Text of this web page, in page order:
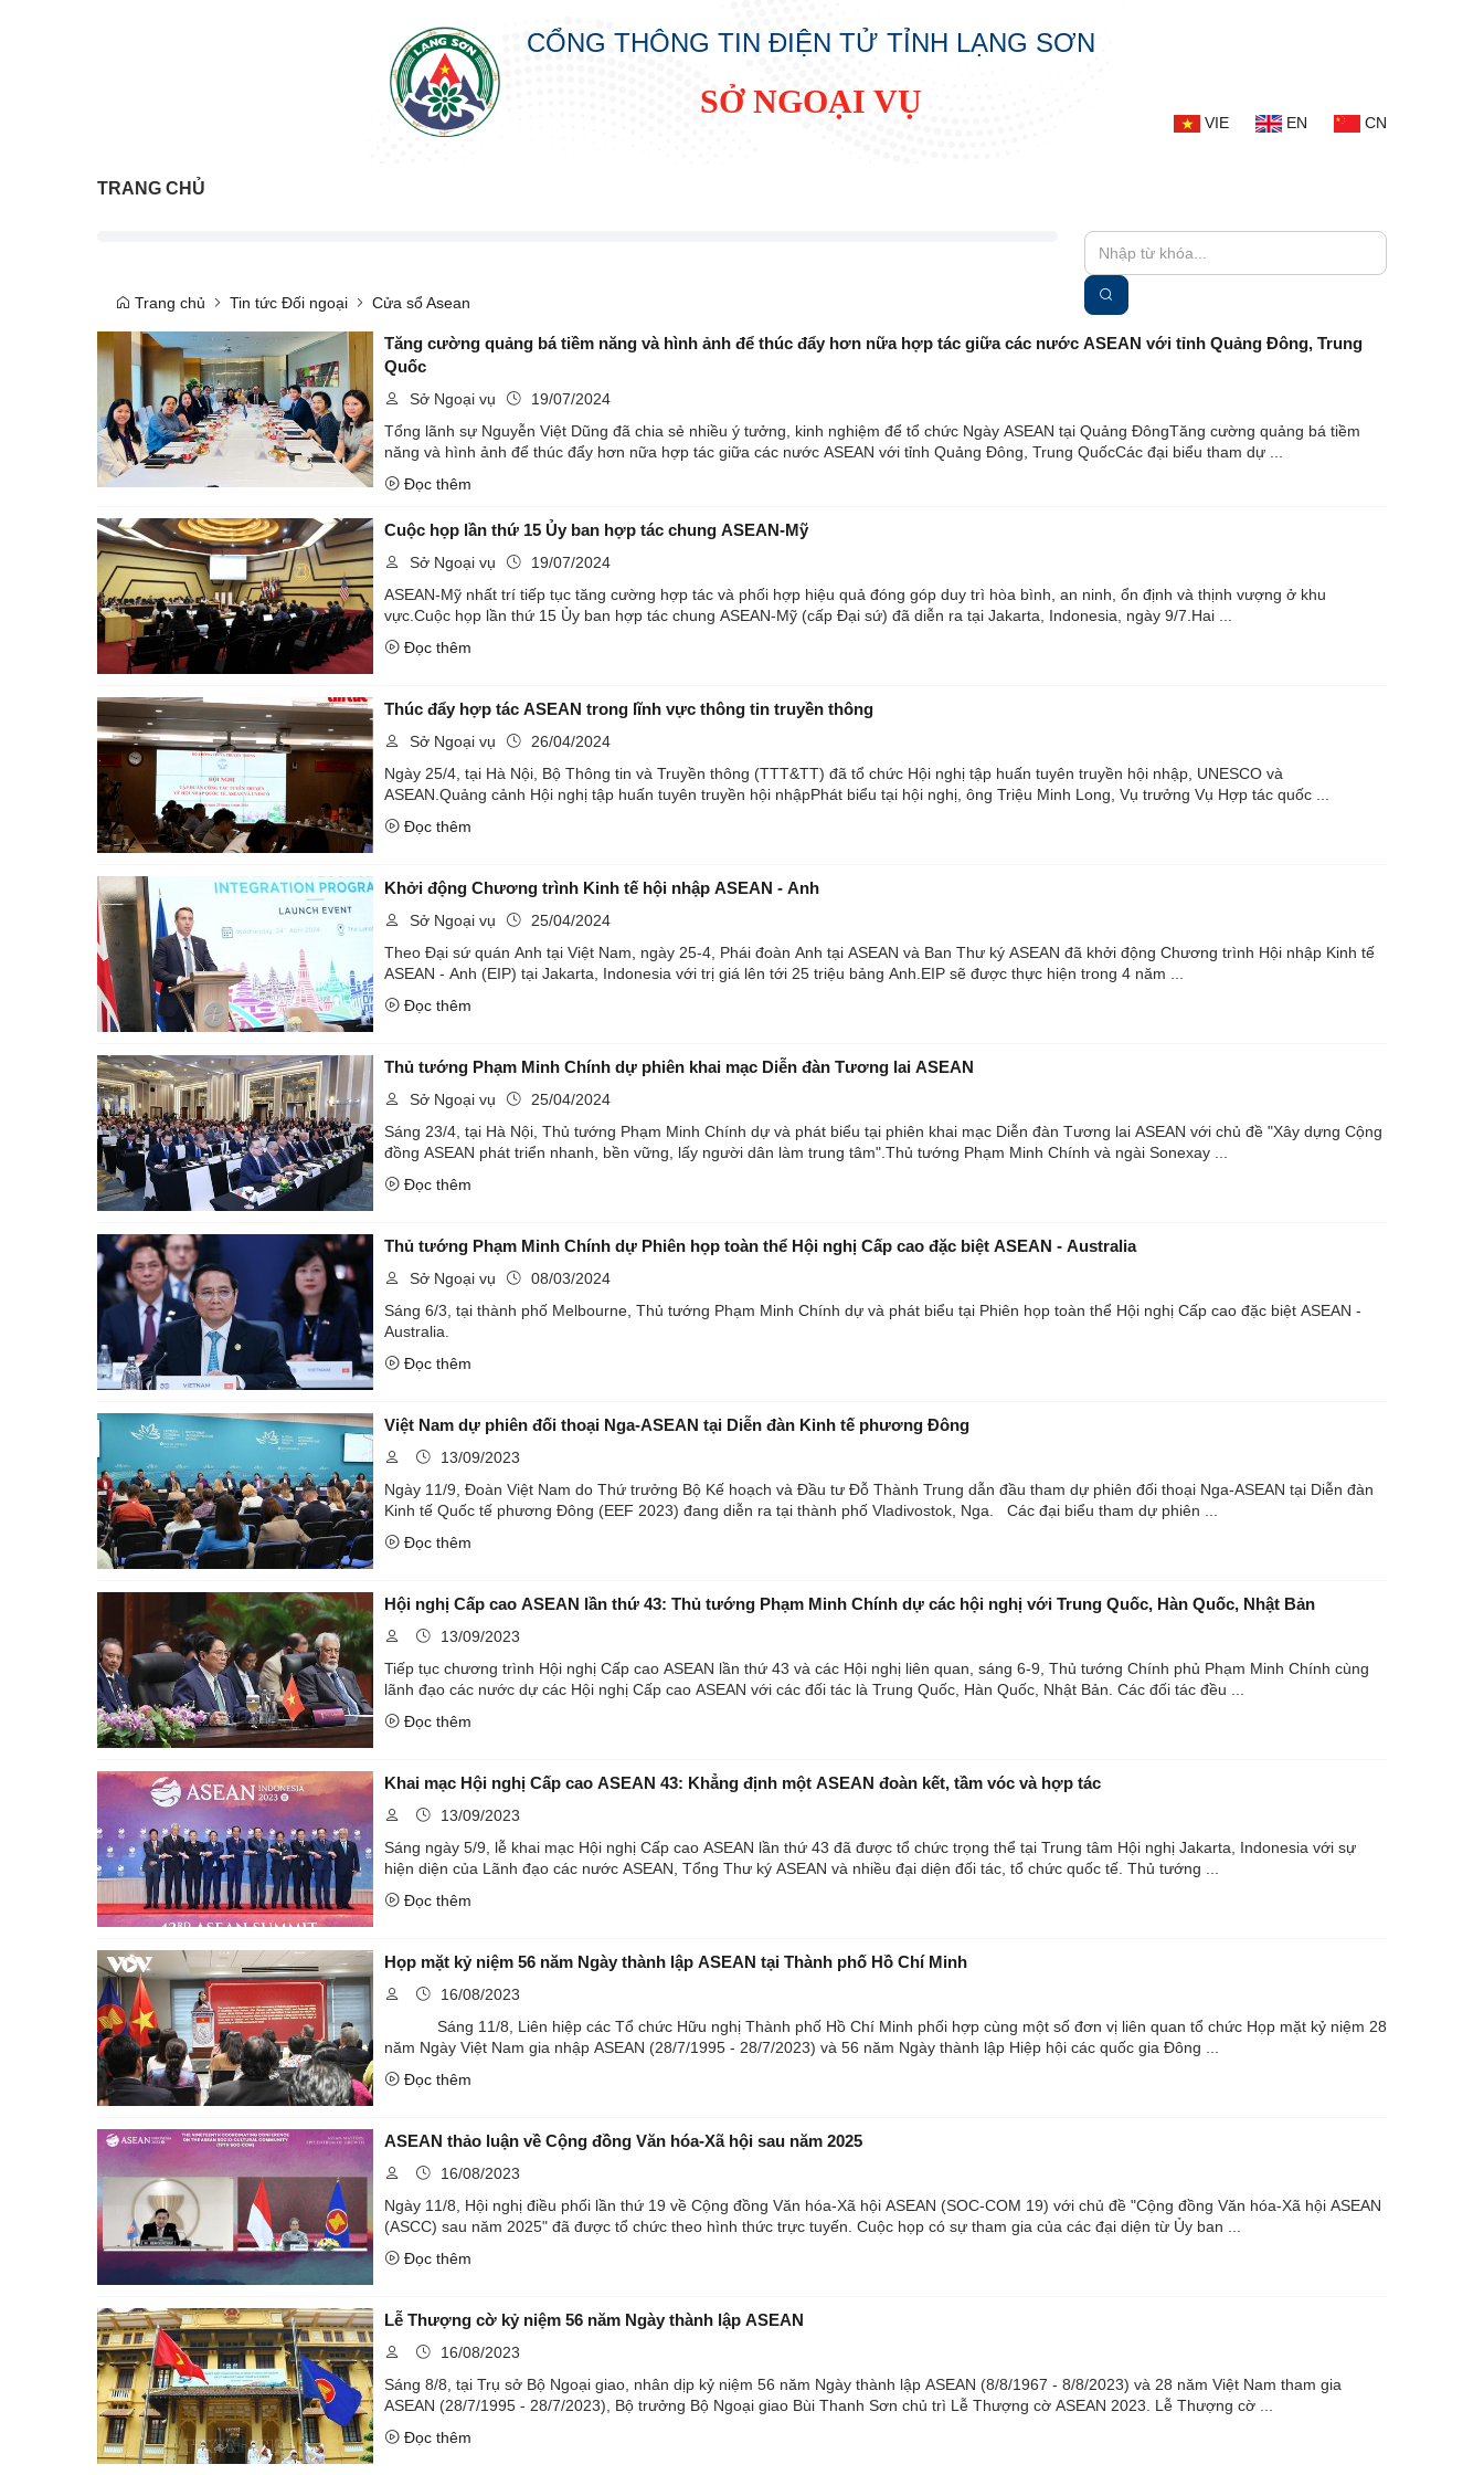
CỔNG THÔNG TIN ĐIỆN TỬ TỈNH LẠNG SƠN
SỞ NGOẠI VỤ
VIE EN CN
TRANG CHỦ
Trang chủ Tin tức Đối ngoại Cửa sổ Asean
Tăng cường quảng bá tiềm năng và hình ảnh để thúc đẩy hơn nữa hợp tác giữa các nước ASEAN với tỉnh Quảng Đông, Trung
Quốc
Sở Ngoại vụ
19/07/2024
Tổng lãnh sự Nguyễn Việt Dũng đã chia sẻ nhiều ý tưởng, kinh nghiệm để tổ chức Ngày ASEAN tại Quảng ĐôngTăng cường quảng bá tiềm
năng và hình ảnh để thúc đẩy hơn nữa hợp tác giữa các nước ASEAN với tỉnh Quảng Đông, Trung QuốcCác đại biểu tham dự ...
Đọc thêm
Cuộc họp lần thứ 15 Ủy ban hợp tác chung ASEAN-Mỹ
Sở Ngoại vụ
19/07/2024
ASEAN-Mỹ nhất trí tiếp tục tăng cường hợp tác và phối hợp hiệu quả đóng góp duy trì hòa bình, an ninh, ổn định và thịnh vượng ở khu
vực.Cuộc họp lần thứ 15 Ủy ban hợp tác chung ASEAN-Mỹ (cấp Đại sứ) đã diễn ra tại Jakarta, Indonesia, ngày 9/7.Hai ...
Đọc thêm
Thúc đẩy hợp tác ASEAN trong lĩnh vực thông tin truyền thông
Sở Ngoại vụ
26/04/2024
Ngày 25/4, tại Hà Nội, Bộ Thông tin và Truyền thông (TTT&TT) đã tổ chức Hội nghị tập huấn tuyên truyền hội nhập, UNESCO và
ASEAN.Quảng cảnh Hội nghị tập huấn tuyên truyền hội nhậpPhát biểu tại hội nghị, ông Triệu Minh Long, Vụ trưởng Vụ Hợp tác quốc ...
Đọc thêm
Khởi động Chương trình Kinh tế hội nhập ASEAN - Anh
Sở Ngoại vụ
25/04/2024
Theo Đại sứ quán Anh tại Việt Nam, ngày 25-4, Phái đoàn Anh tại ASEAN và Ban Thư ký ASEAN đã khởi động Chương trình Hội nhập Kinh tế
ASEAN - Anh (EIP) tại Jakarta, Indonesia với trị giá lên tới 25 triệu bảng Anh.EIP sẽ được thực hiện trong 4 năm ...
Đọc thêm
Thủ tướng Phạm Minh Chính dự phiên khai mạc Diễn đàn Tương lai ASEAN
Sở Ngoại vụ
25/04/2024
Sáng 23/4, tại Hà Nội, Thủ tướng Phạm Minh Chính dự và phát biểu tại phiên khai mạc Diễn đàn Tương lai ASEAN với chủ đề "Xây dựng Cộng
đồng ASEAN phát triển nhanh, bền vững, lấy người dân làm trung tâm".Thủ tướng Phạm Minh Chính và ngài Sonexay ...
Đọc thêm
Thủ tướng Phạm Minh Chính dự Phiên họp toàn thể Hội nghị Cấp cao đặc biệt ASEAN - Australia
Sở Ngoại vụ
08/03/2024
Sáng 6/3, tại thành phố Melbourne, Thủ tướng Phạm Minh Chính dự và phát biểu tại Phiên họp toàn thể Hội nghị Cấp cao đặc biệt ASEAN -
Australia.
Đọc thêm
Việt Nam dự phiên đối thoại Nga-ASEAN tại Diễn đàn Kinh tế phương Đông
13/09/2023
Ngày 11/9, Đoàn Việt Nam do Thứ trưởng Bộ Kế hoạch và Đầu tư Đỗ Thành Trung dẫn đầu tham dự phiên đối thoại Nga-ASEAN tại Diễn đàn
Kinh tế Quốc tế phương Đông (EEF 2023) đang diễn ra tại thành phố Vladivostok, Nga. Các đại biểu tham dự phiên ...
Đọc thêm
Hội nghị Cấp cao ASEAN lần thứ 43: Thủ tướng Phạm Minh Chính dự các hội nghị với Trung Quốc, Hàn Quốc, Nhật Bản
13/09/2023
Tiếp tục chương trình Hội nghị Cấp cao ASEAN lần thứ 43 và các Hội nghị liên quan, sáng 6-9, Thủ tướng Chính phủ Phạm Minh Chính cùng
lãnh đạo các nước dự các Hội nghị Cấp cao ASEAN với các đối tác là Trung Quốc, Hàn Quốc, Nhật Bản. Các đối tác đều ...
Đọc thêm
Khai mạc Hội nghị Cấp cao ASEAN 43: Khẳng định một ASEAN đoàn kết, tầm vóc và hợp tác
13/09/2023
Sáng ngày 5/9, lễ khai mạc Hội nghị Cấp cao ASEAN lần thứ 43 đã được tổ chức trọng thể tại Trung tâm Hội nghị Jakarta, Indonesia với sự
hiện diện của Lãnh đạo các nước ASEAN, Tổng Thư ký ASEAN và nhiều đại diện đối tác, tổ chức quốc tế. Thủ tướng ...
Đọc thêm
Họp mặt kỷ niệm 56 năm Ngày thành lập ASEAN tại Thành phố Hồ Chí Minh
16/08/2023
Sáng 11/8, Liên hiệp các Tổ chức Hữu nghị Thành phố Hồ Chí Minh phối hợp cùng một số đơn vị liên quan tổ chức Họp mặt kỷ niệm 28
năm Ngày Việt Nam gia nhập ASEAN (28/7/1995 - 28/7/2023) và 56 năm Ngày thành lập Hiệp hội các quốc gia Đông ...
Đọc thêm
ASEAN thảo luận về Cộng đồng Văn hóa-Xã hội sau năm 2025
16/08/2023
Ngày 11/8, Hội nghị điều phối lần thứ 19 về Cộng đồng Văn hóa-Xã hội ASEAN (SOC-COM 19) với chủ đề "Cộng đồng Văn hóa-Xã hội ASEAN
(ASCC) sau năm 2025" đã được tổ chức theo hình thức trực tuyến. Cuộc họp có sự tham gia của các đại diện từ Ủy ban ...
Đọc thêm
Lễ Thượng cờ kỷ niệm 56 năm Ngày thành lập ASEAN
16/08/2023
Sáng 8/8, tại Trụ sở Bộ Ngoại giao, nhân dịp kỷ niệm 56 năm Ngày thành lập ASEAN (8/8/1967 - 8/8/2023) và 28 năm Việt Nam tham gia
ASEAN (28/7/1995 - 28/7/2023), Bộ trưởng Bộ Ngoại giao Bùi Thanh Sơn chủ trì Lễ Thượng cờ ASEAN 2023. Lễ Thượng cờ ...
Đọc thêm